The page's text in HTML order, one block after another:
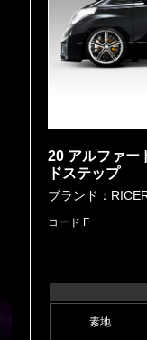
20 アルファ
ドステップ
ブランド：
コード F
素地